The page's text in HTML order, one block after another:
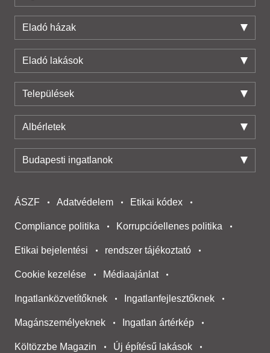
Eladó házak
Eladó lakások
Települések
Albérletek
Budapesti ingatlanok
ÁSZF Adatvédelem Etikai kódex
Compliance politika Korrupcióellenes politika
Etikai bejelentési rendszer tájékoztató
Cookie kezelése Médiaajánlat
Ingatlanközvetítőknek Ingatlanfejlesztőknek
Magánszemélyeknek Ingatlan ártérkép
Költözzbe Magazin Új építésű lakások